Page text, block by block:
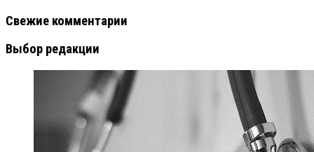
Свежие комментарии
Выбор редакции